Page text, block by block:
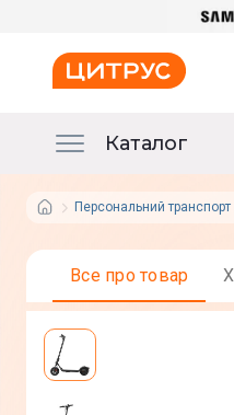
Каталог
Персональний транспорт
Все про товар